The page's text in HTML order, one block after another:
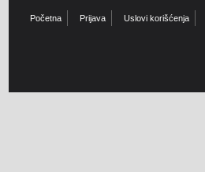
Početna Prijava Uslovi korišćenja